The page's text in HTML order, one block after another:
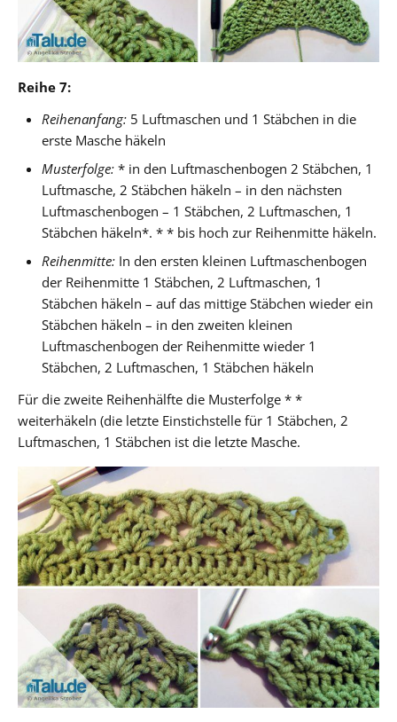
Reihe 7:
Reihenanfang: 5 Luftmaschen und 1 Stäbchen in die
erste Masche häkeln
Musterfolge: * in den Luftmaschenbogen 2 Stäbchen, 1
Luftmasche, 2 Stäbchen häkeln – in den nächsten
Luftmaschenbogen – 1 Stäbchen, 2 Luftmaschen, 1
Stäbchen häkeln*. * * bis hoch zur Reihenmitte häkeln.
Reihenmitte: In den ersten kleinen Luftmaschenbogen
der Reihenmitte 1 Stäbchen, 2 Luftmaschen, 1
Stäbchen häkeln – auf das mittige Stäbchen wieder ein
Stäbchen häkeln – in den zweiten kleinen
Luftmaschenbogen der Reihenmitte wieder 1
Stäbchen, 2 Luftmaschen, 1 Stäbchen häkeln
Für die zweite Reihenhälfte die Musterfolge * *
weiterhäkeln (die letzte Einstichstelle für 1 Stäbchen, 2
Luftmaschen, 1 Stäbchen ist die letzte Masche.